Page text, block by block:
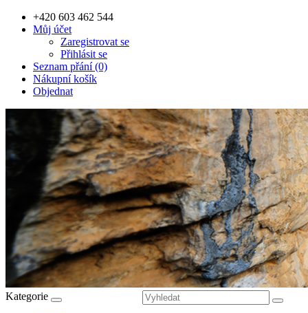
+420 603 462 544
Můj účet
Zaregistrovat se
Přihlásit se
Seznam přání (0)
Nákupní košík
Objednat
Kategorie